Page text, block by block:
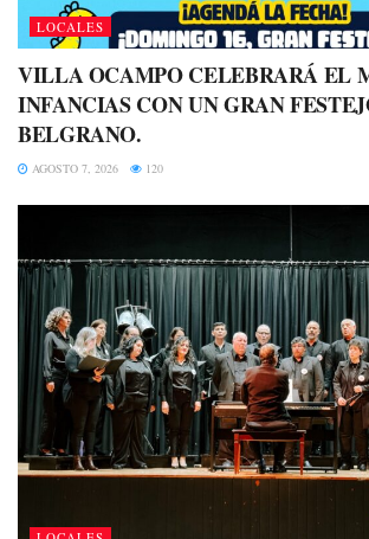
LOCALES
VILLA OCAMPO CELEBRARÁ EL
INFANCIAS CON UN GRAN
BELGRANO.
AGOSTO 7, 2026 120